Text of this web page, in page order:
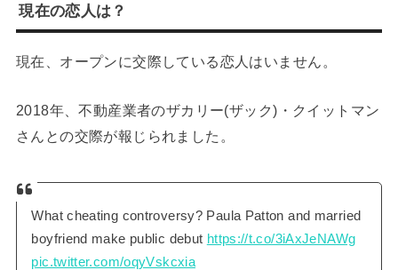
現在の恋人は？
現在、オープンに交際している恋人はいません。
2018年、不動産業者のザカリー(ザック)・クイットマン
さんとの交際が報じられました。
What cheating controversy? Paula Patton and married
boyfriend make public debut https://t.co/3iAxJeNAWg
pic.twitter.com/oqyVskcxia